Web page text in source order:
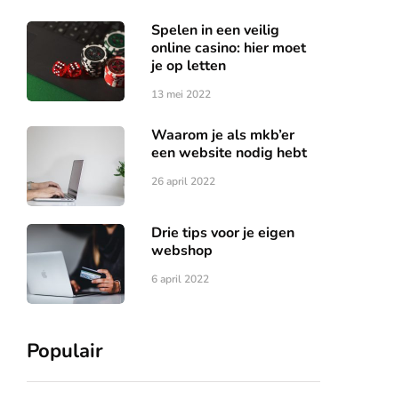
Spelen in een veilig
online casino: hier moet
je op letten
13 mei 2022
Waarom je als mkb’er
een website nodig hebt
26 april 2022
Drie tips voor je eigen
webshop
6 april 2022
Populair